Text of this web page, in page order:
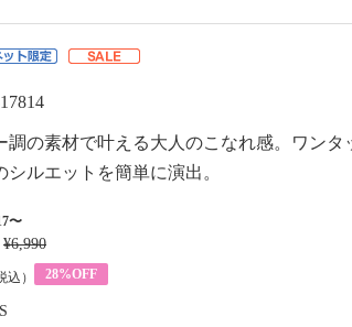
調の素材で叶える大人のこなれ感。ワンタ
シルエットを簡単に演出。
〜
¥6,990
込） 28%OFF